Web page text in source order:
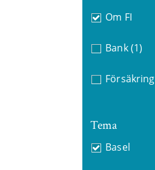
Om FI
Bank (1)
Försäkring
Tema
Basel